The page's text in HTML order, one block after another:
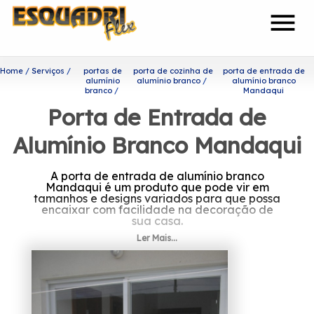
menu
Home Serviços
portas de
alumínio
branco
porta de cozinha de
alumínio branco
porta de entrada de
alumínio branco
Mandaqui
Porta de Entrada de
Alumínio Branco Mandaqui
A porta de entrada de alumínio branco
Mandaqui é um produto que pode vir em
tamanhos e designs variados para que possa
encaixar com facilidade na decoração de
sua casa.
Descubra mais sobre porta de
entrada de alumínio branco
Mandaqui
A Esquadriflex é capaz de garantir o melhor
Ler Mais...